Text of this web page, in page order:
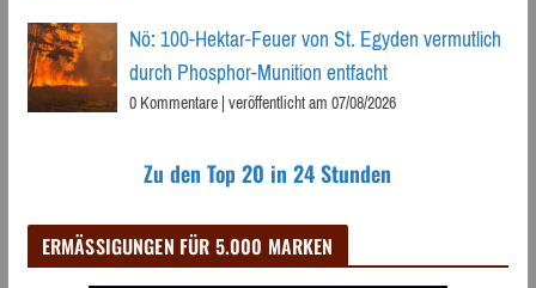
Nö: 100-Hektar-Feuer von St. Egyden vermutlich
durch Phosphor-Munition entfacht
0 Kommentare|veröffentlicht am 07/08/2026
Zu den Top 20 in 24 Stunden
ERMÄSSIGUNGEN FÜR 5.000 MARKEN